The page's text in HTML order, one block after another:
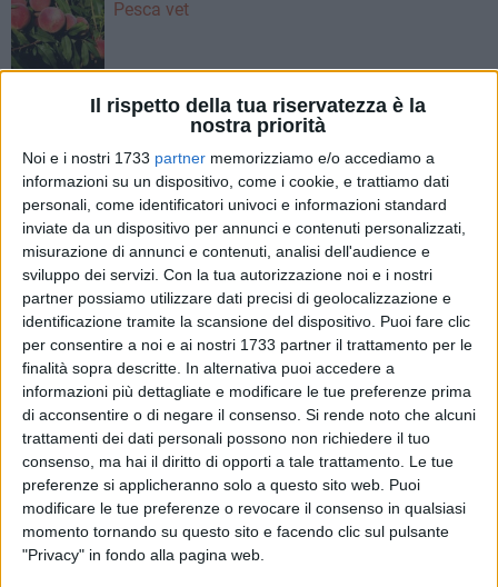
Il rispetto della tua riservatezza è la
nostra priorità
Noi e i nostri 1733 partner memorizziamo e/o accediamo a
informazioni su un dispositivo, come i cookie, e trattiamo dati
personali, come identificatori univoci e informazioni standard
inviate da un dispositivo per annunci e contenuti personalizzati,
misurazione di annunci e contenuti, analisi dell'audience e
sviluppo dei servizi. Con la tua autorizzazione noi e i nostri
partner possiamo utilizzare dati precisi di geolocalizzazione e
identificazione tramite la scansione del dispositivo. Puoi fare clic
per consentire a noi e ai nostri 1733 partner il trattamento per le
finalità sopra descritte. In alternativa puoi accedere a
informazioni più dettagliate e modificare le tue preferenze prima
di acconsentire o di negare il consenso. Si rende noto che alcuni
trattamenti dei dati personali possono non richiedere il tuo
consenso, ma hai il diritto di opporti a tale trattamento. Le tue
preferenze si applicheranno solo a questo sito web. Puoi
modificare le tue preferenze o revocare il consenso in qualsiasi
momento tornando su questo sito e facendo clic sul pulsante
"Privacy" in fondo alla pagina web.
Pesca vet
Patella di mare
26 GIUGNO 2021
Mora di gelso nero
23 GIUGNO 2021
Cappero
19 GIUGNO 2021
Cetriolo vet
16 GIUGNO 2021
Carni rosse